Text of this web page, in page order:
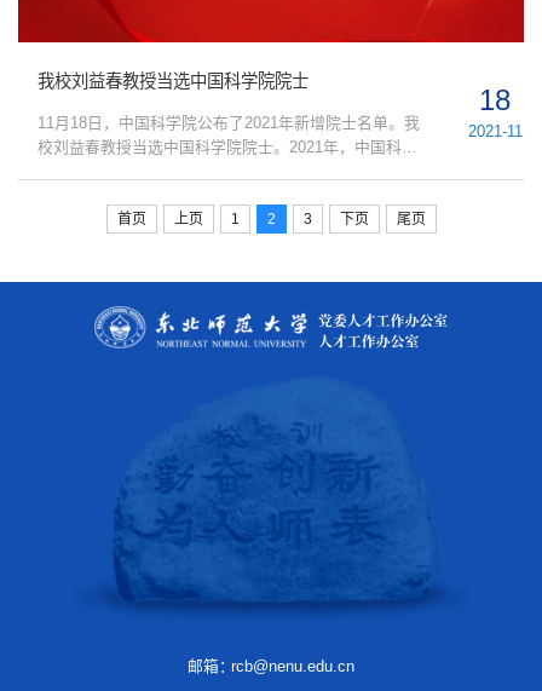
我校刘益春教授当选中国科学院院士
11月18日，中国科学院公布了2021年新增院士名单。我
校刘益春教授当选中国科学院院士。2021年，中国科学
人，中共党员，教授，博士生导师。第十二、十三届全
位委员会第...
18
2021-11
首页 上页 1 2 3 下页 尾页
邮箱：rcb@nenu.edu.cn